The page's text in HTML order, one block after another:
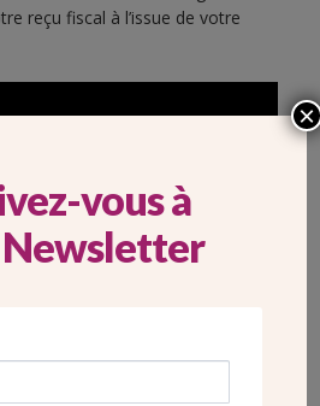
reçu fiscal à l’issue de votre
DE SOUTENIR L'ACTION
CARDINAL
vous à
×